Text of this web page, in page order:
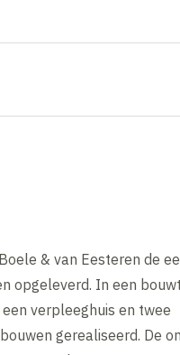
& van Eesteren de
opgeleverd. In een
verpleeghuis en twee
gerealiseerd. De